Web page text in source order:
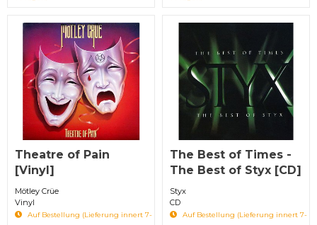
Theatre of Pain
[Vinyl]
Mötley Crüe
Vinyl
Auf Bestellung (Lieferung innert 7-
The Best of Times -
The Best of Styx [CD]
Styx
CD
Auf Bestellung (Lieferung innert 7-